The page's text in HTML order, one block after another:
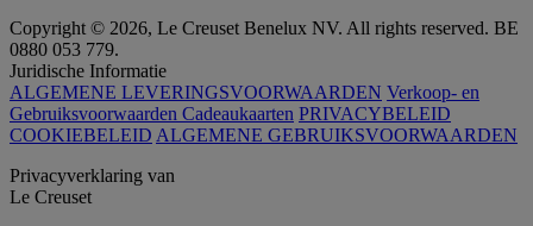
Copyright © 2026, Le Creuset Benelux NV. All rights reserved. BE
0880 053 779.
Juridische Informatie
ALGEMENE LEVERINGSVOORWAARDEN Verkoop- en
Gebruiksvoorwaarden Cadeaukaarten PRIVACYBELEID
COOKIEBELEID ALGEMENE GEBRUIKSVOORWAARDEN
Privacyverklaring van
Le Creuset